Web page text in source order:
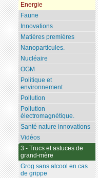
Energie
Faune
Innovations
Matières premières
Nanoparticules.
Nucléaire
OGM
Politique et
environnement
Pollution
Pollution
électromagnétique.
Santé nature innovations
Vidéos
3 - Trucs et astuces de
grand-mère
Grog sans alcool en cas
de grippe